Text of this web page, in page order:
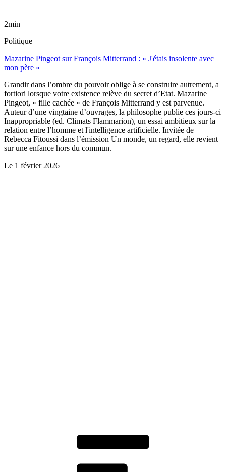
2min
Politique
Mazarine Pingeot sur François Mitterrand : « J'étais insolente avec
mon père »
Grandir dans l’ombre du pouvoir oblige à se construire autrement, a
fortiori lorsque votre existence relève du secret d’Etat. Mazarine
Pingeot, « fille cachée » de François Mitterrand y est parvenue.
Auteur d’une vingtaine d’ouvrages, la philosophe publie ces jours-ci
Inappropriable (ed. Climats Flammarion), un essai ambitieux sur la
relation entre l’homme et l'intelligence artificielle. Invitée de
Rebecca Fitoussi dans l’émission Un monde, un regard, elle revient
sur une enfance hors du commun.
Le 1 février 2026